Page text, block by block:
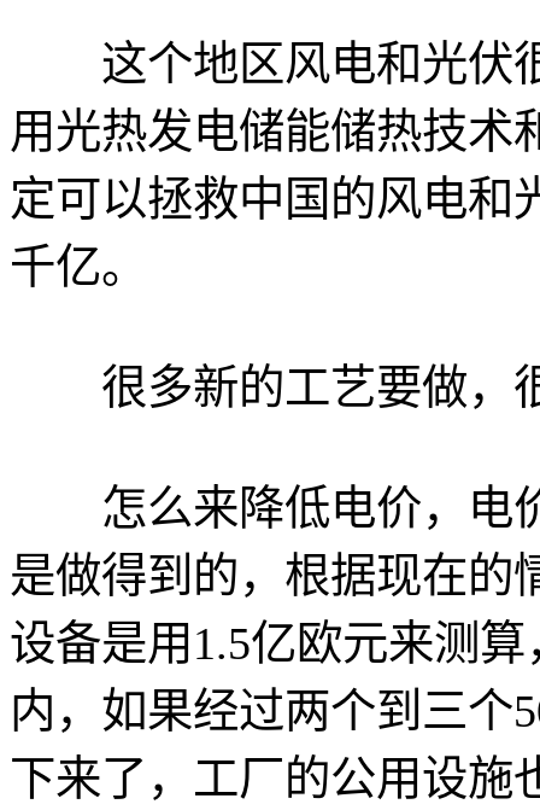
这个地区风电和光伏
用光热发电储能储热技术
定可以拯救中国的风电和
千亿。
很多新的工艺要做，
怎么来降低电价，电
是做得到的，根据现在的
设备是用1.5亿欧元来测
内，如果经过两个到三个
下来了，工厂的公用设施